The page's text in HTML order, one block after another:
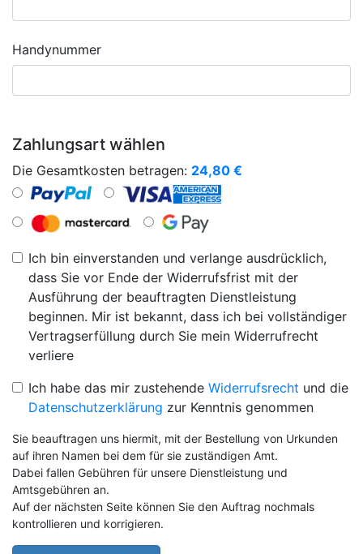
Handynummer
Zahlungsart wählen
Die Gesamtkosten betragen: 24,80 €
Ich bin einverstanden und verlange ausdrücklich,
dass Sie vor Ende der Widerrufsfrist mit der
Ausführung der beauftragten Dienstleistung
beginnen. Mir ist bekannt, dass ich bei vollständiger
Vertragserfüllung durch Sie mein Widerrufrecht
verliere
Ich habe das mir zustehende Widerrufsrecht und die
Datenschutzerklärung zur Kenntnis genommen
Sie beauftragen uns hiermit, mit der Bestellung von Urkunden
auf ihren Namen bei dem für sie zuständigen Amt.
Dabei fallen Gebühren für unsere Dienstleistung und
Amtsgebühren an.
Auf der nächsten Seite können Sie den Auftrag nochmals
kontrollieren und korrigieren.